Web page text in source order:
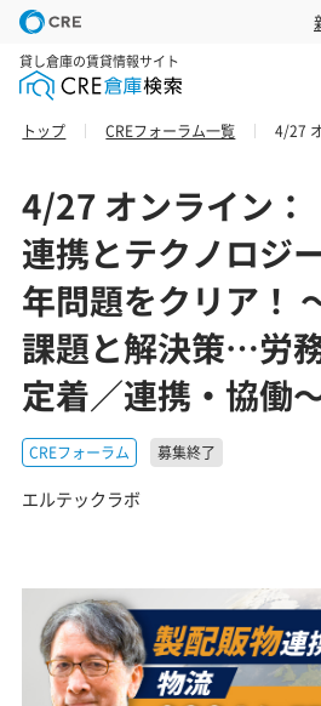
貸し倉庫の賃貸情報サイト
トップ CREフォーラム一覧
4/27 オンライン：
連携とテクノロジ
年問題をクリア！
課題と解決策…労
定着／連携・協働
CREフォーラム 募集終了
エルテックラボ